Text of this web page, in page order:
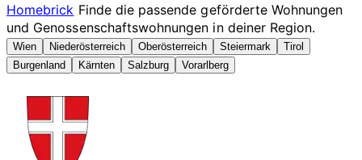
Homebrick Finde die passende geförderte Wohnungen
und Genossenschaftswohnungen in deiner Region.
Wien Niederösterreich Oberösterreich Steiermark
Tirol
Burgenland
Kärnten Salzburg Vorarlberg